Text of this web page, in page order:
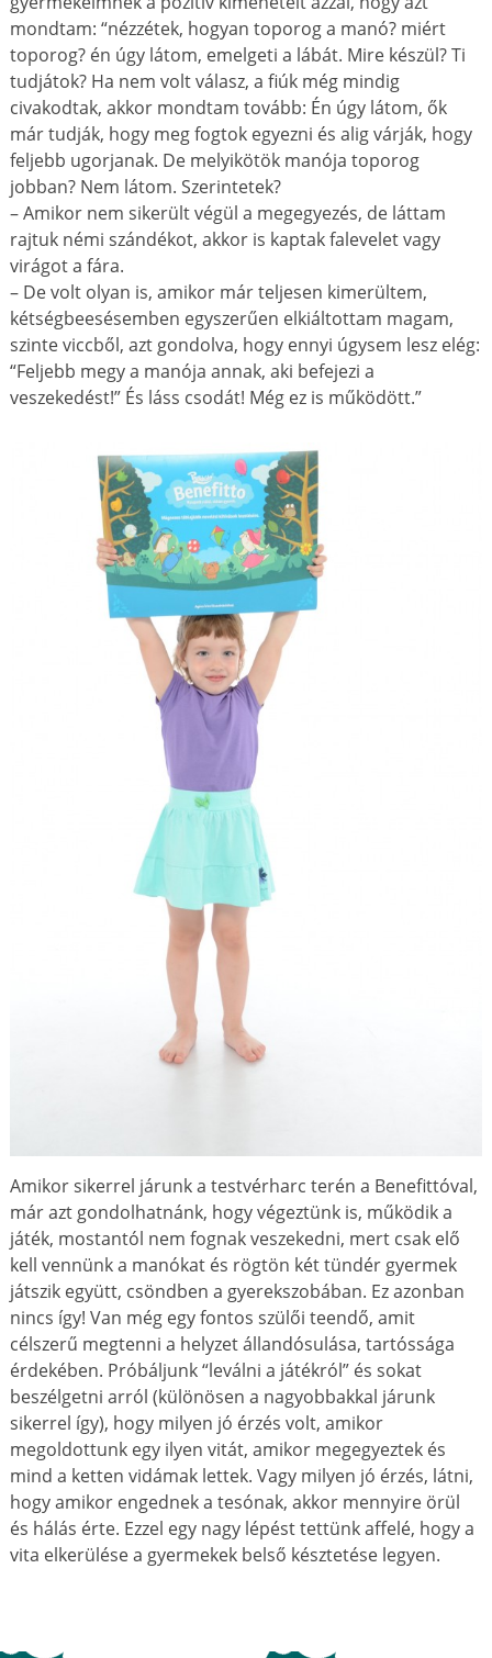
mondtam: “nézzétek, hogyan toporog a manó? miért
toporog? én úgy látom, emelgeti a lábát. Mire készül? Ti
tudjátok? Ha nem volt válasz, a fiúk még mindig
civakodtak, akkor mondtam tovább: Én úgy látom, ők
már tudják, hogy meg fogtok egyezni és alig várják, hogy
feljebb ugorjanak. De melyikötök manója toporog
jobban? Nem látom. Szerintetek?
– Amikor nem sikerült végül a megegyezés, de láttam
rajtuk némi szándékot, akkor is kaptak falevelet vagy
virágot a fára.
– De volt olyan is, amikor már teljesen kimerültem,
kétségbeesésemben egyszerűen elkiáltottam magam,
szinte viccből, azt gondolva, hogy ennyi úgysem lesz elég:
“Feljebb megy a manója annak, aki befejezi a
veszekedést!” És láss csodát! Még ez is működött.”
Amikor sikerrel járunk a testvérharc terén a Benefittóval,
már azt gondolhatnánk, hogy végeztünk is, működik a
játék, mostantól nem fognak veszekedni, mert csak elő
kell vennünk a manókat és rögtön két tündér gyermek
játszik együtt, csöndben a gyerekszobában. Ez azonban
nincs így! Van még egy fontos szülői teendő, amit
célszerű megtenni a helyzet állandósulása, tartóssága
érdekében. Próbáljunk “leválni a játékról” és sokat
beszélgetni arról (különösen a nagyobbakkal járunk
sikerrel így), hogy milyen jó érzés volt, amikor
megoldottunk egy ilyen vitát, amikor megegyeztek és
mind a ketten vidámak lettek. Vagy milyen jó érzés, látni,
hogy amikor engednek a tesónak, akkor mennyire örül
és hálás érte. Ezzel egy nagy lépést tettünk affelé, hogy a
vita elkerülése a gyermekek belső késztetése legyen.